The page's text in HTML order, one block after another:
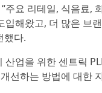
주요 리테일, 식음료
해왔고, 더 많은 브
했다.
산업을 위한 센트릭
선하는 방법에 대한